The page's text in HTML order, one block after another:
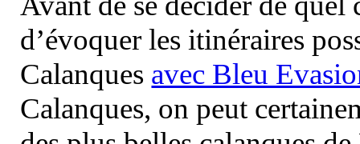
d’évoquer les itinéraires
Calanques avec Bleu
Calanques, on peut